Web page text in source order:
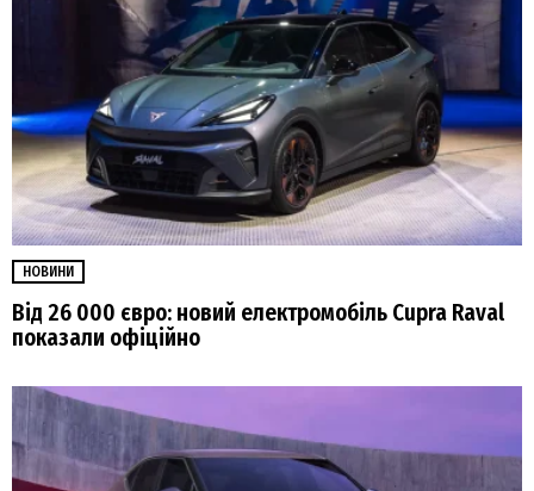
НОВИНИ
Від 26 000 євро: новий електромобіль Cupra Raval
показали офіційно